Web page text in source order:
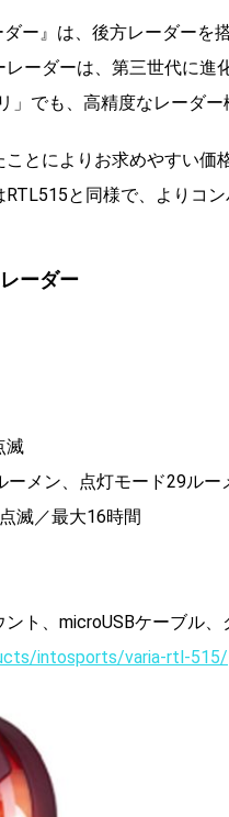
ダー』は、後方レーダー
ーダーは、第三世代に進
」でも、高精度なレーダ
とによりお求めやすい価
と同様で、よりコ
ーダー
滅
メン、点灯モード29ルー
滅／最大16時間
ト、microUSBケーブル
intosports/varia-rtl-515/